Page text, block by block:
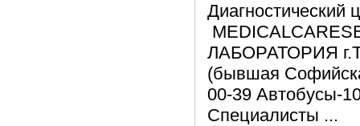
ЛАБОРАТОРИЯ
(бывшая
00-39 Автобусы-
Специалисты ...